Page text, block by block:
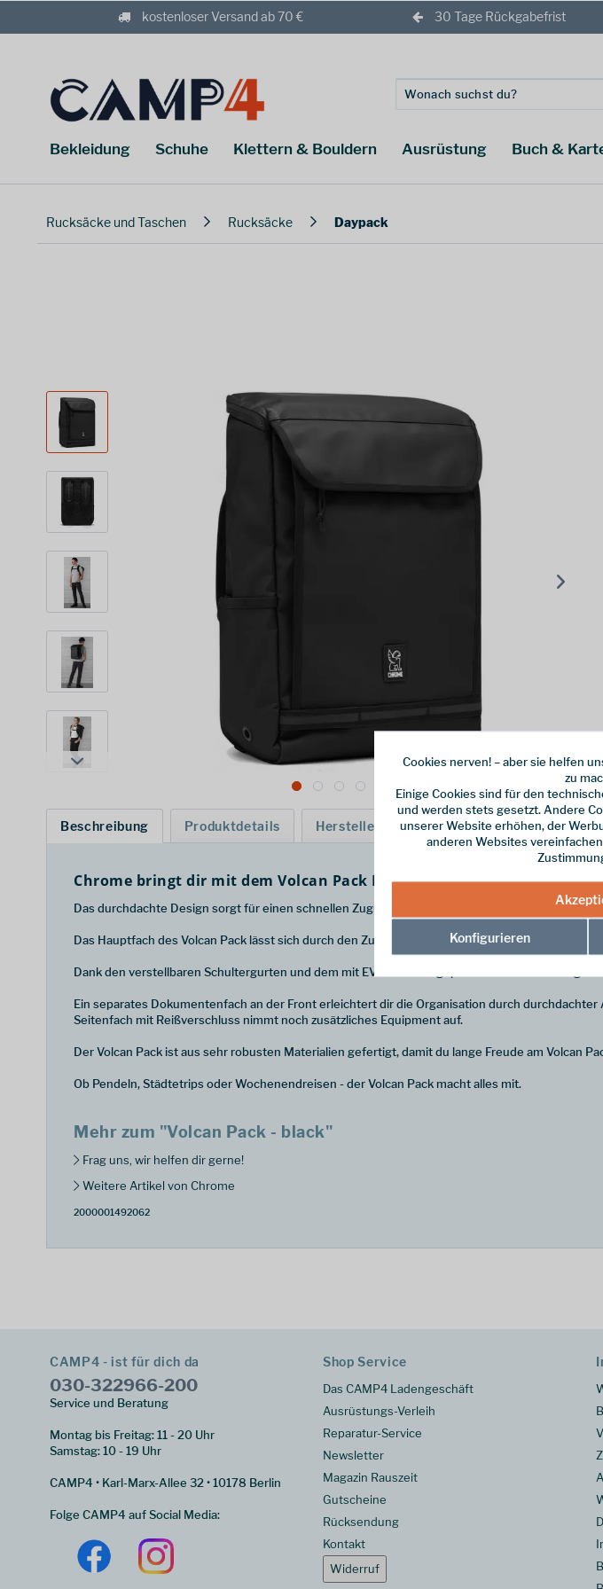
kostenloser Versand ab 70 € 30 Tage Rückgabefrist
Bekleidung Schuhe Klettern & Bouldern Ausrüstung Buch &
Rucksäcke und Taschen Rucksäcke Daypack
Beschreibung Produktdetails Hersteller
Chrome bringt dir mit dem Volcan Pack Rucksack einen treuen
Das durchdachte Design sorgt für einen schnellen Zugriff auf den Inhalt, reichlich Stauraum und
Das Hauptfach des Volcan Pack lässt sich durch den Zugang über den Reißverschluss
Dank den verstellbaren Schultergurten und dem mit EVA-Schaum gepolstertem Rücken trägt
Ein separates Dokumentenfach an der Front erleichtert dir die Organisation durch
Seitenfach mit Reißverschluss nimmt noch zusätzliches Equipment auf.
Der Volcan Pack ist aus sehr robusten Materialien gefertigt, damit du lange Freude am Volcan
Ob Pendeln, Städtetrips oder Wochenendreisen - der Volcan Pack macht alles mit.
Mehr zum "Volcan Pack - black"
Frag uns, wir helfen dir gerne!
Weitere Artikel von Chrome
2000001492062
CAMP4 - ist für dich da
030-322966-200
Service und Beratung
Montag bis Freitag: 11 - 20 Uhr
Samstag: 10 - 19 Uhr
CAMP4 • Karl-Marx-Allee 32 • 10178 Berlin
Folge CAMP4 auf Social Media:
Shop Service
Das CAMP4 Ladengeschäft
Ausrüstungs-Verleih
Reparatur-Service
Newsletter
Magazin Rauszeit
Gutscheine
Rücksendung
Kontakt
Widerruf
Cookies nerven! – aber sie helfen
zu
Einige Cookies sind für den
und werden stets gesetzt. Andere
unserer Website erhöhen, der
anderen Websites
Konfigurieren